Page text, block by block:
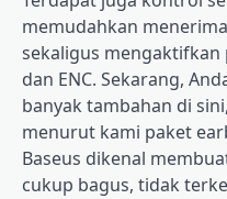
memudahkan
sekaligus
dan ENC. Sekarang,
banyak tambahan di
menurut kami paket
Baseus dikenal
cukup bagus, tidak